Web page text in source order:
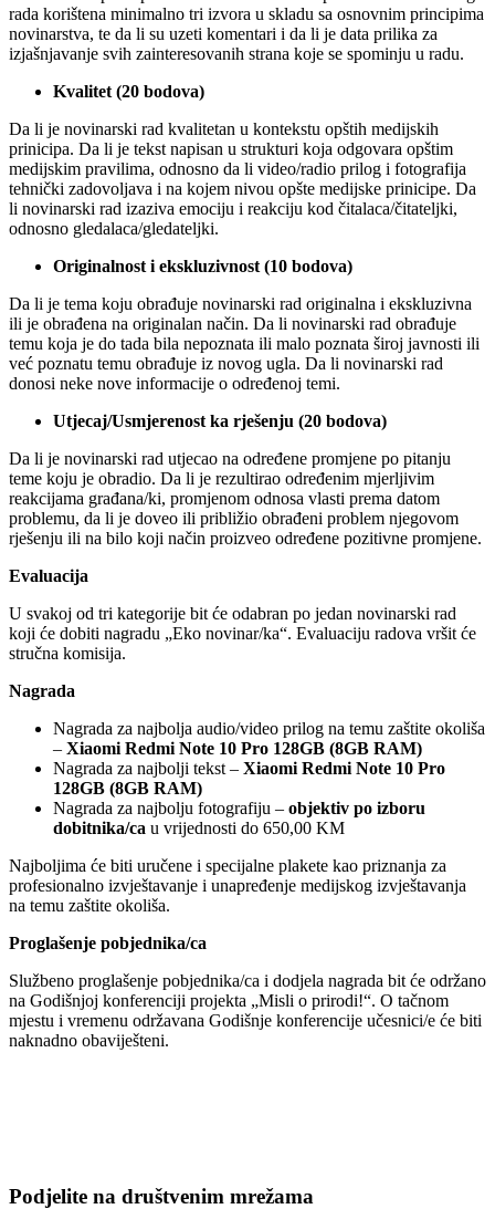
rada korištena minimalno tri izvora u skladu sa osnovnim principima
novinarstva, te da li su uzeti komentari i da li je data prilika za
izjašnjavanje svih zainteresovanih strana koje se spominju u radu.
Kvalitet (20 bodova)
Da li je novinarski rad kvalitetan u kontekstu opštih medijskih
prinicipa. Da li je tekst napisan u strukturi koja odgovara opštim
medijskim pravilima, odnosno da li video/radio prilog i fotografija
tehnički zadovoljava i na kojem nivou opšte medijske prinicipe. Da
li novinarski rad izaziva emociju i reakciju kod čitalaca/čitateljki,
odnosno gledalaca/gledateljki.
Originalnost i ekskluzivnost (10 bodova)
Da li je tema koju obrađuje novinarski rad originalna i ekskluzivna
ili je obrađena na originalan način. Da li novinarski rad obrađuje
temu koja je do tada bila nepoznata ili malo poznata široj javnosti ili
već poznatu temu obrađuje iz novog ugla. Da li novinarski rad
donosi neke nove informacije o određenoj temi.
Utjecaj/Usmjerenost ka rješenju (20 bodova)
Da li je novinarski rad utjecao na određene promjene po pitanju
teme koju je obradio. Da li je rezultirao određenim mjerljivim
reakcijama građana/ki, promjenom odnosa vlasti prema datom
problemu, da li je doveo ili približio obrađeni problem njegovom
rješenju ili na bilo koji način proizveo određene pozitivne promjene.
Evaluacija
U svakoj od tri kategorije bit će odabran po jedan novinarski rad
koji će dobiti nagradu „Eko novinar/ka“. Evaluaciju radova vršit će
stručna komisija.
Nagrada
Nagrada za najbolja audio/video prilog na temu zaštite okoliša
– Xiaomi Redmi Note 10 Pro 128GB (8GB RAM)
Nagrada za najbolji tekst – Xiaomi Redmi Note 10 Pro
128GB (8GB RAM)
Nagrada za najbolju fotografiju – objektiv po izboru
dobitnika/ca u vrijednosti do 650,00 KM
Najboljima će biti uručene i specijalne plakete kao priznanja za
profesionalno izvještavanje i unapređenje medijskog izvještavanja
na temu zaštite okoliša.
Proglašenje pobjednika/ca
Službeno proglašenje pobjednika/ca i dodjela nagrada bit će održano
na Godišnjoj konferenciji projekta „Misli o prirodi!“. O tačnom
mjestu i vremenu održavana Godišnje konferencije učesnici/e će biti
naknadno obaviješteni.
Podjelite na društvenim mrežama